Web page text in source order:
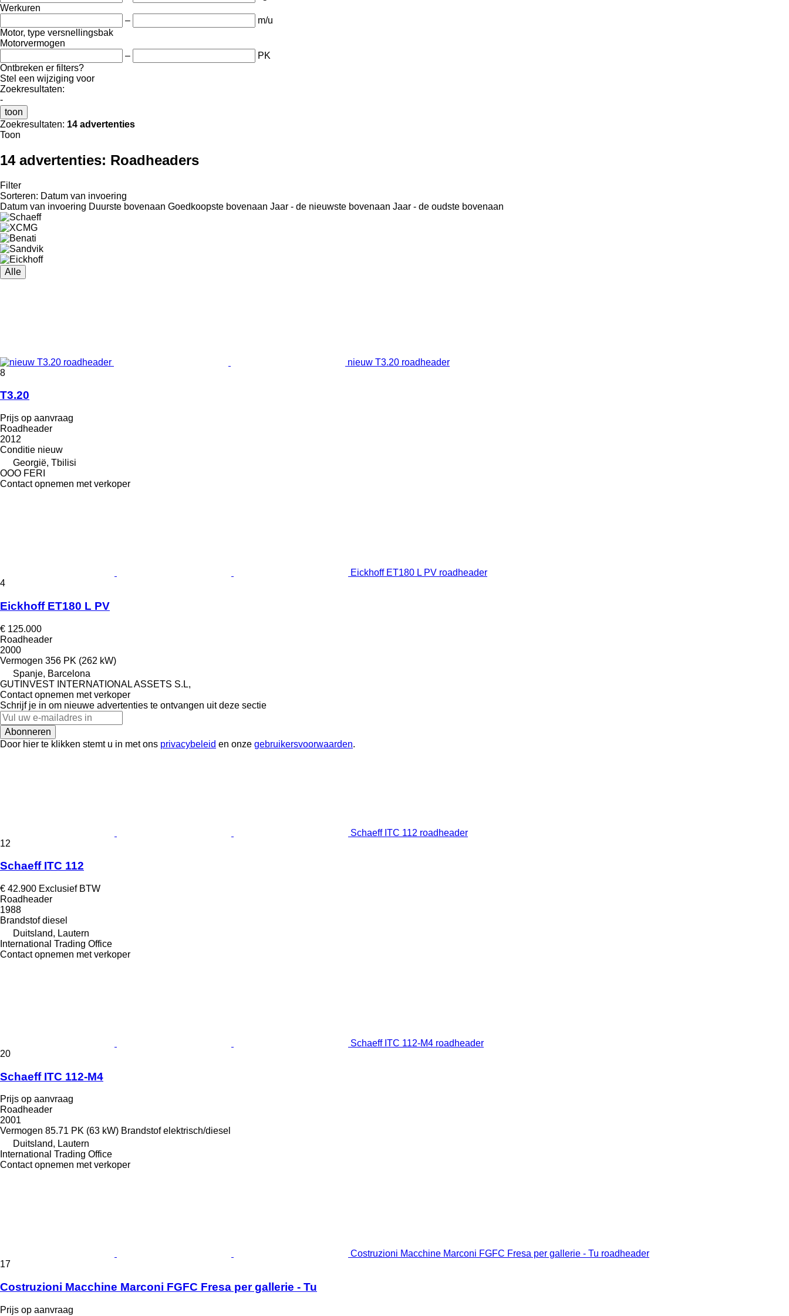
Werkuren
–
m/u
Motor, type versnellingsbak
Motorvermogen
–
PK
Ontbreken er filters?
Stel een wijziging voor
Zoekresultaten:
-
toon
Zoekresultaten: 14 advertenties
Toon
14 advertenties: Roadheaders
Filter
Sorteren: Datum van invoering
Datum van invoering Duurste bovenaan Goedkoopste bovenaan Jaar - de nieuwste bovenaan Jaar - de oudste bovenaan
Alle
nieuw T3.20 roadheader
8
T3.20
Prijs op aanvraag
Roadheader
2012
Conditie nieuw
Georgië, Tbilisi
OOO FERI
Contact opnemen met verkoper
Eickhoff ET180 L PV roadheader
4
Eickhoff ET180 L PV
€ 125.000
Roadheader
2000
Vermogen 356 PK (262 kW)
Spanje, Barcelona
GUTINVEST INTERNATIONAL ASSETS S.L,
Contact opnemen met verkoper
Schrijf je in om nieuwe advertenties te ontvangen uit deze sectie
Abonneren
Door hier te klikken stemt u in met ons privacybeleid en onze gebruikersvoorwaarden.
Schaeff ITC 112 roadheader
12
Schaeff ITC 112
€ 42.900 Exclusief BTW
Roadheader
1988
Brandstof diesel
Duitsland, Lautern
International Trading Office
Contact opnemen met verkoper
Schaeff ITC 112-M4 roadheader
20
Schaeff ITC 112-M4
Prijs op aanvraag
Roadheader
2001
Vermogen 85.71 PK (63 kW) Brandstof elektrisch/diesel
Duitsland, Lautern
International Trading Office
Contact opnemen met verkoper
Costruzioni Macchine Marconi FGFC Fresa per gallerie - Tu roadheader
17
Costruzioni Macchine Marconi FGFC Fresa per gallerie - Tu
Prijs op aanvraag